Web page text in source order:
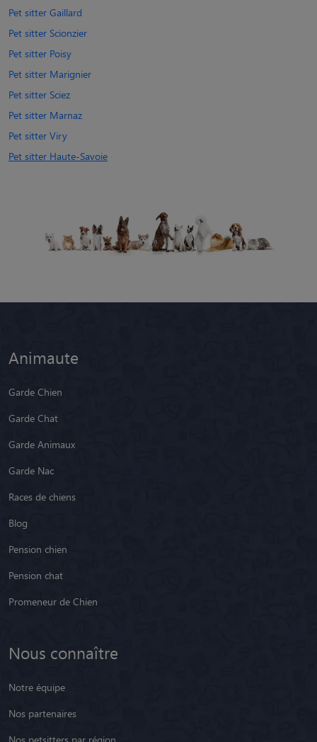
Pet sitter Gaillard
Pet sitter Scionzier
Pet sitter Poisy
Pet sitter Marignier
Pet sitter Sciez
Pet sitter Marnaz
Pet sitter Viry
Pet sitter Haute-Savoie
Animaute
Garde Chien
Garde Chat
Garde Animaux
Garde Nac
Races de chiens
Blog
Pension chien
Pension chat
Promeneur de Chien
Nous connaître
Notre équipe
Nos partenaires